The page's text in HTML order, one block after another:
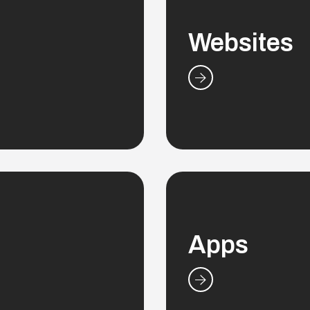
por impacto e
Websites
Diseñamos
y publishers. Apps